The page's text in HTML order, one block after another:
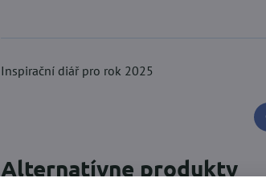
Inspirační diář pro rok 2025
Alternatívne produkty